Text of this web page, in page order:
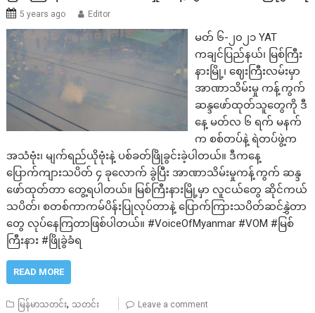
5 years ago Editor
မတ် ၆-၂၀၂၁ YAT
ကချင်ပြည်နယ်၊ မြစ်ကြီး
နားမြို့၊ ဈေးကြီးလမ်းမှာ
အာဏာသိမ်းမှု ကန့်ကွက်
ဆန္ဒဖော်ထုတ်သူတွေကို ဒီ
နေ့ မတ်လ ၆ ရက် မနက်
က စစ်တပ်နဲ့ ရဲတပ်ဖွဲ့က
အသံဗုံး၊ မျက်ရည်ယိုဗုံးနဲ့ ပစ်ခတ်ဖြိုခွင်းခဲ့ပါတယ်။ ဒီကနေ့
ပြောက်ကျားသပိတ် ၄ ခုလောက် ခွဲပြီး အာဏာသိမ်းမှုကန့်ကွက် ဆန္ဒ
ဖော်ထုတ်တာ တွေ့ရပါတယ်။ မြစ်ကြီးနားမြို့မှာ လူငယ်တွေ ဆိုင်ကယ်
သပိတ်၊ စတစ်ကာကမ်ပိန်းပြုလုပ်တာနဲ့ ပြောက်ကြားသပိတ်ဆင်နွှဲတာ
တွေ လုပ်နေကြတာဖြစ်ပါတယ်။ #VoiceOfMyanmar #VOM #မြစ်
ကြီးနား #ဖြိုခွဲခံရ
READ MORE
မြန်မာသတင်း, သတင်း Leave a comment